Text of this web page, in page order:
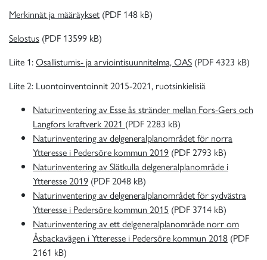
Merkinnät ja määräykset (PDF 148 kB)
Selostus (PDF 13599 kB)
Liite 1:Osallistumis- ja arviointisuunnitelma, OAS (PDF 4323 kB)
Liite 2: Luontoinventoinnit 2015-2021, ruotsinkielisiä
Naturinventering av Esse ås stränder mellan Fors-Gers och
Langfors kraftverk 2021 (PDF 2283 kB)
Naturinventering av delgeneralplanområdet för norra
Ytteresse i Pedersöre kommun 2019 (PDF 2793 kB)
Naturinventering av Slätkulla delgeneralplanområde i
Ytteresse 2019 (PDF 2048 kB)
Naturinventering av delgeneralplanområdet för sydvästra
Ytteresse i Pedersöre kommun 2015 (PDF 3714 kB)
Naturinventering av ett delgeneralplanområde norr om
Åsbackavägen i Ytteresse i Pedersöre kommun 2018 (PDF
2161 kB)